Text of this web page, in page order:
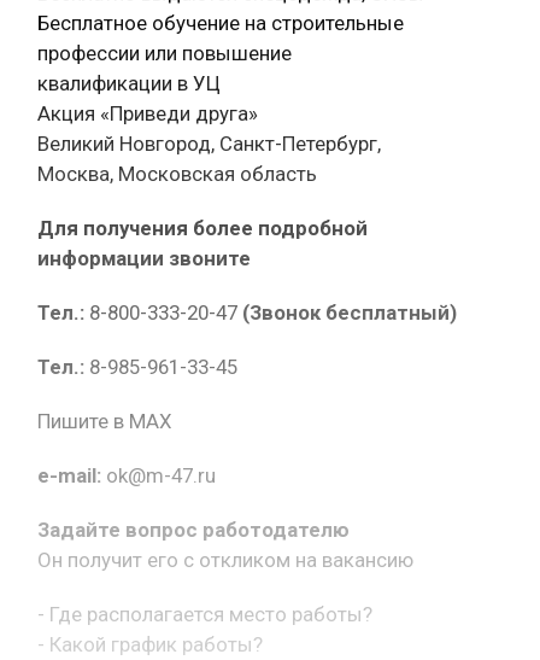
Бесплатное обучение на строительные
профессии или повышение
квалификации в УЦ
Акция «Приведи друга»
Великий Новгород, Санкт-Петербург,
Москва, Московская область
Для получения более подробной
информации звоните
Тел.: 8-800-333-20-47 (Звонок бесплатный)
Тел.: 8-985-961-33-45
Пишите в MAX
e-mail: ok@m-47.ru
Задайте вопрос работодателю
Он получит его с откликом на вакансию
- Где располагается место работы?
- Какой график работы?